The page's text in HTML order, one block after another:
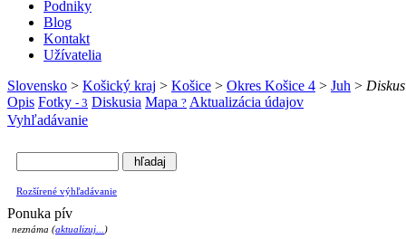
Podniky
Blog
Kontakt
Užívatelia
Slovensko > Košický kraj > Košice > Okres Košice 4 > Juh >
Opis Fotky - 3 Diskusia Mapa ? Aktualizácia údajov
Vyhľadávanie
Rozšírené výhľadávanie
Ponuka pív
neznáma (aktualizuj... )